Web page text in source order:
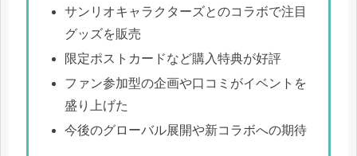
サンリオキャラクターズとのコラボで注目
グッズを販売
限定ポストカードなど購入特典が好評
ファン参加型の企画や口コミがイベントを
盛り上げた
今後のグローバル展開や新コラボへの期待